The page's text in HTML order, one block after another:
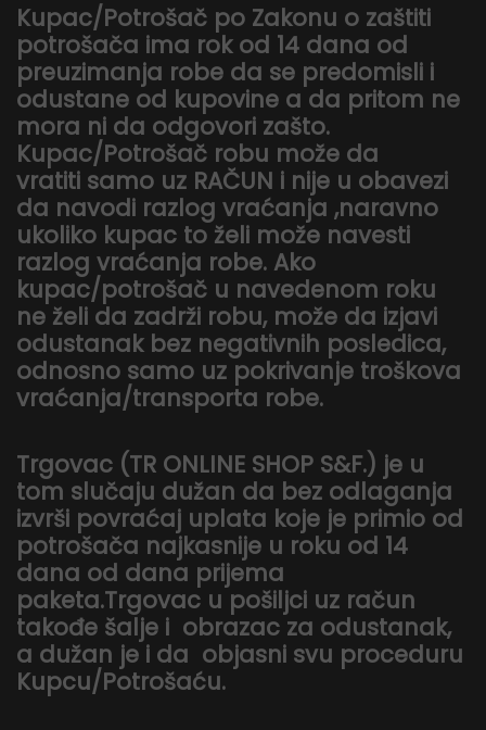
Kupac/Potrošač po Zakonu o zaštiti
potrošača ima rok od 14 dana od
preuzimanja robe da se predomisli i
odustane od kupovine a da pritom ne
mora ni da odgovori zašto.
Kupac/Potrošač robu može da
vratiti samo uz RAČUN i nije u obavezi
da navodi razlog vraćanja ,naravno
ukoliko kupac to želi može navesti
razlog vraćanja robe. Ako
kupac/potrošač u navedenom roku
ne želi da zadrži robu, može da izjavi
odustanak bez negativnih posledica,
odnosno samo uz pokrivanje troškova
vraćanja/transporta robe.
Trgovac (TR ONLINE SHOP S&F.) je u
tom slučaju dužan da bez odlaganja
izvrši povraćaj uplata koje je primio od
potrošača najkasnije u roku od 14
dana od dana prijema
paketa.Trgovac u pošiljci uz račun
takođe šalje i obrazac za odustanak,
a dužan je i da objasni svu proceduru
Kupcu/Potrošaću.